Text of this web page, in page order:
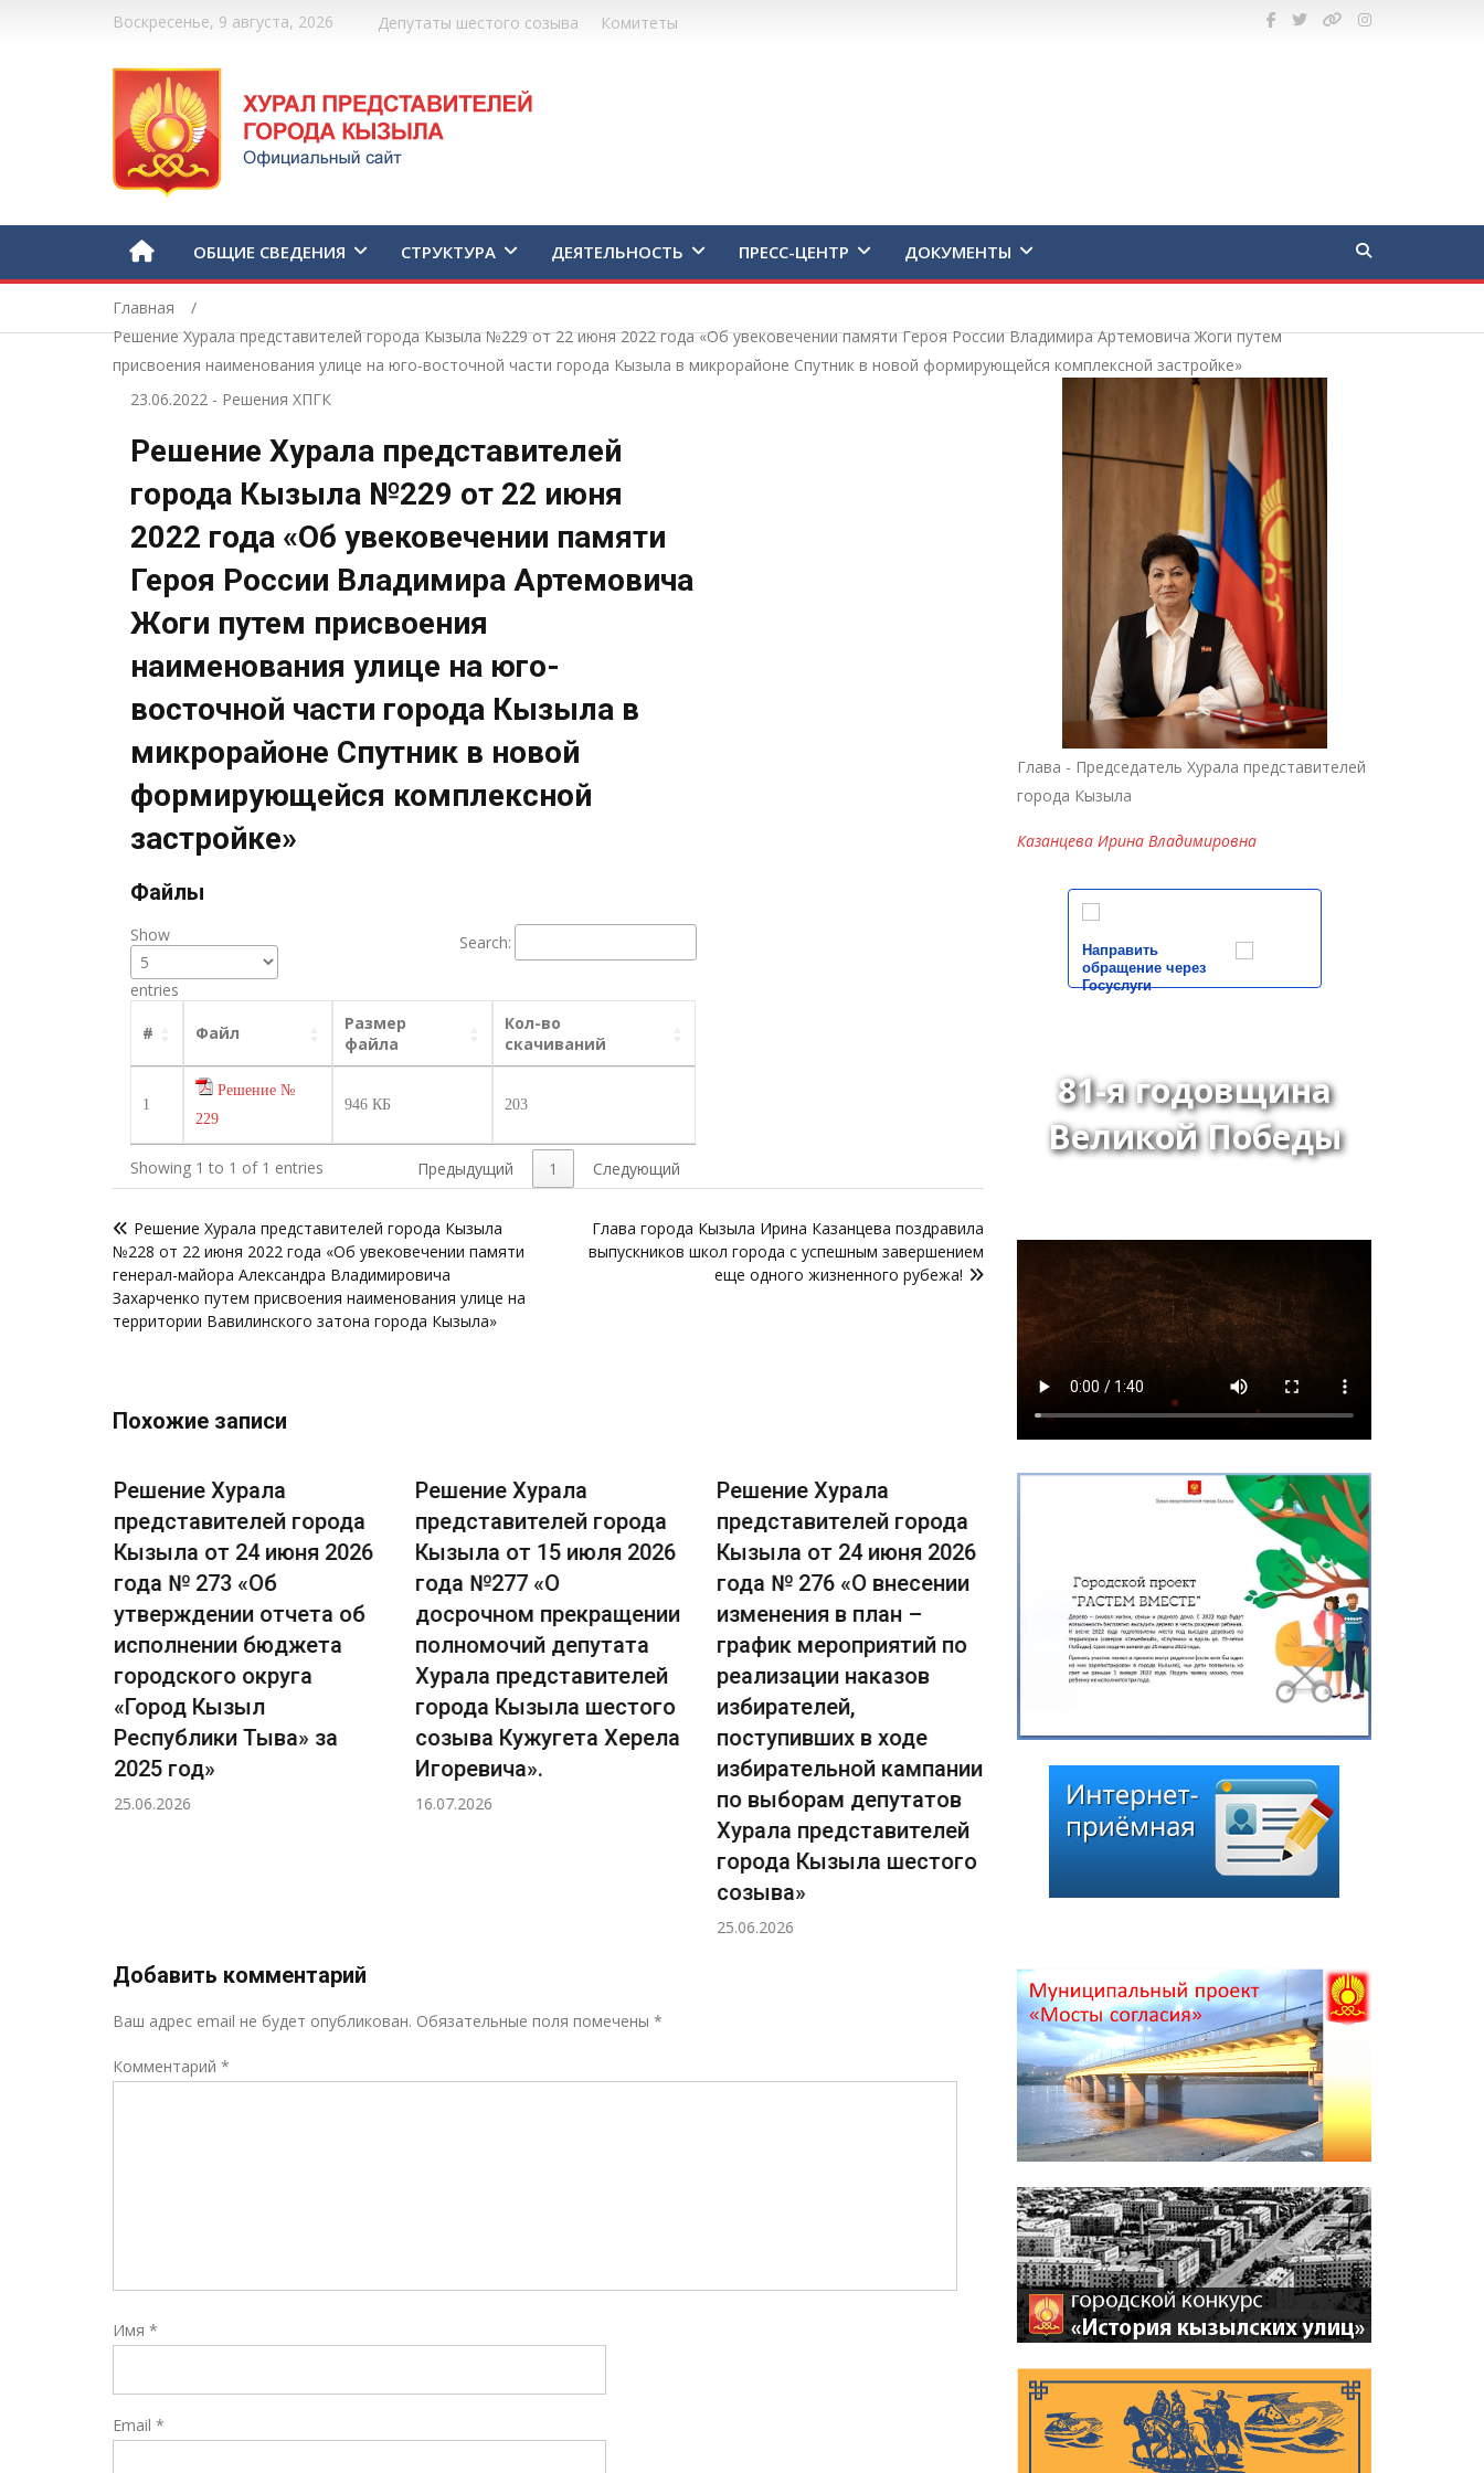
Воскресенье, 9 августа, 2026 Депутаты шестого созыва Комитеты
ОБЩИЕ СВЕДЕНИЯ СТРУКТУРА ДЕЯТЕЛЬНОСТЬ ПРЕСС-ЦЕНТР ДОКУМЕНТЫ
Главная
Решение Хурала представителей города Кызыла №229 от 22 июня 2022 года «Об увековечении памяти Героя России Владимира Артемовича Жоги путем
присвоения наименования улице на юго-восточной части города Кызыла в микрорайоне Спутник в новой формирующейся комплексной застройке»
23.06.2022- Решения ХПГК
Решение Хурала представителей
города Кызыла №229 от 22 июня
2022 года «Об увековечении памяти
Героя России Владимира Артемовича
Жоги путем присвоения
наименования улице на юго-
восточной части города Кызыла в
микрорайоне Спутник в новой
формирующейся комплексной
застройке»
Файлы
Show
entries
Search:
# Файл
Размер
файла
Кол-во
скачиваний
1
Решение №
229
946 КБ 203
Showing 1 to 1 of 1 entries Предыдущий 1 Следующий
по
записям
Решение Хурала представителей города Кызыла
№228 от 22 июня 2022 года «Об увековечении памяти
генерал-майора Александра Владимировича
Захарченко путем присвоения наименования улице на
территории Вавилинского затона города Кызыла»
Глава города Кызыла Ирина Казанцева поздравила
выпускников школ города с успешным завершением
еще одного жизненного рубежа!
Похожие записи
Решение Хурала
представителей города
Кызыла от 24 июня 2026
года № 273 «Об
утверждении отчета об
исполнении бюджета
городского округа
«Город Кызыл
Республики Тыва» за
2025 год»
25.06.2026
Решение Хурала
представителей города
Кызыла от 15 июля 2026
года №277 «О
досрочном прекращении
полномочий депутата
Хурала представителей
города Кызыла шестого
созыва Кужугета Херела
Игоревича».
16.07.2026
Решение Хурала
представителей города
Кызыла от 24 июня 2026
года № 276 «О внесении
изменения в план –
график мероприятий по
реализации наказов
избирателей,
поступивших в ходе
избирательной кампании
по выборам депутатов
Хурала представителей
города Кызыла шестого
созыва»
25.06.2026
Решение Хурала
представителей города
Кызыла от 24 июня 2026
года № 275 «О внесении
изменения в перечень
наказов избирателей,
поступивших в ходе
избирательной кампании
по выборам депутатов
Хурала представителей
города Кызыла шестого
созыва»
Добавить комментарий
Ваш адрес email не будет опубликован. Обязательные поля помечены *
Комментарий *
Имя *
Email *
Рейтинг *
Глава - Председатель Хурала представителей
города Кызыла
Казанцева Ирина Владимировна
Направить
обращение через
Госуслуги
81-я годовщина
Великой Победы